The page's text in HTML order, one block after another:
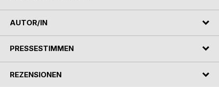
AUTOR/IN
PRESSESTIMMEN
REZENSIONEN